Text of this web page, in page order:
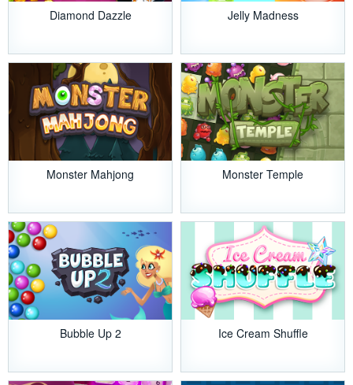
Diamond Dazzle Jelly Madness
Monster Mahjong Monster Temple
Bubble Up 2 Ice Cream Shuffle